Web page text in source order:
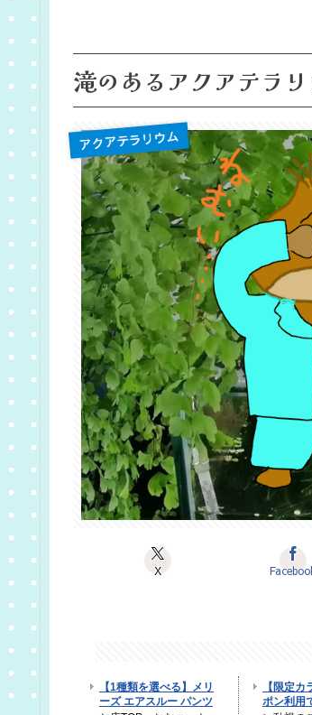
滝のあるアクアテラ
アクアテラリウム
X